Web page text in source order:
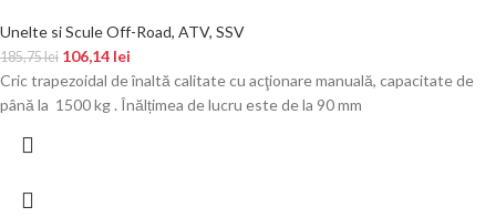
Unelte si Scule Off-Road, ATV, SSV
185,75lei 106,14 lei
Cric trapezoidal de înaltă calitate cu acţionare manuală, capacitate de
până la 1500 kg . Înălțimea de lucru este de la 90 mm